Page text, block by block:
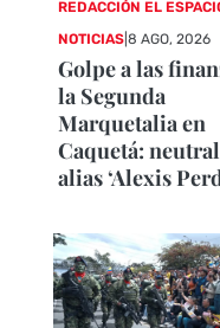
REDACCIÓN EL
NOTICIAS |8 AGO, 2026
Golpe a las
la Segunda
Marquetalia en
Caquetá:
alias ‘Alexis